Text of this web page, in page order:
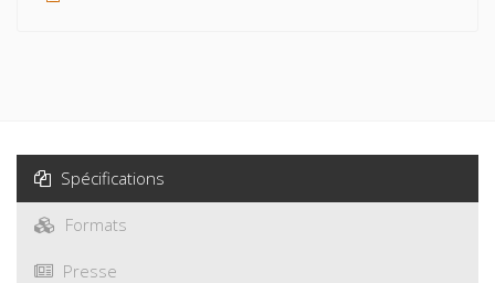
Spécifications
Formats
Presse